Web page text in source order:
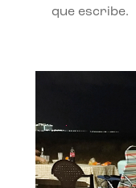
que escribe.